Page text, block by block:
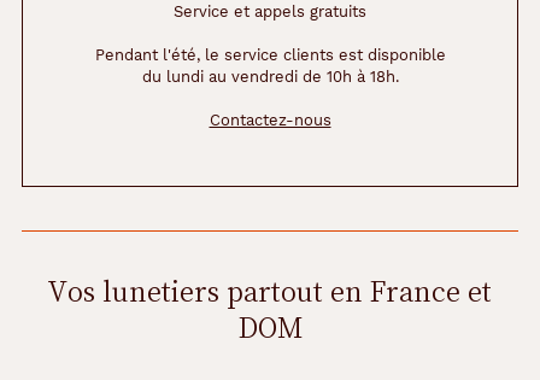
Service et appels gratuits
Pendant l'été, le service clients est disponible
du lundi au vendredi de 10h à 18h.
Contactez-nous
Vos lunetiers partout en France et
DOM